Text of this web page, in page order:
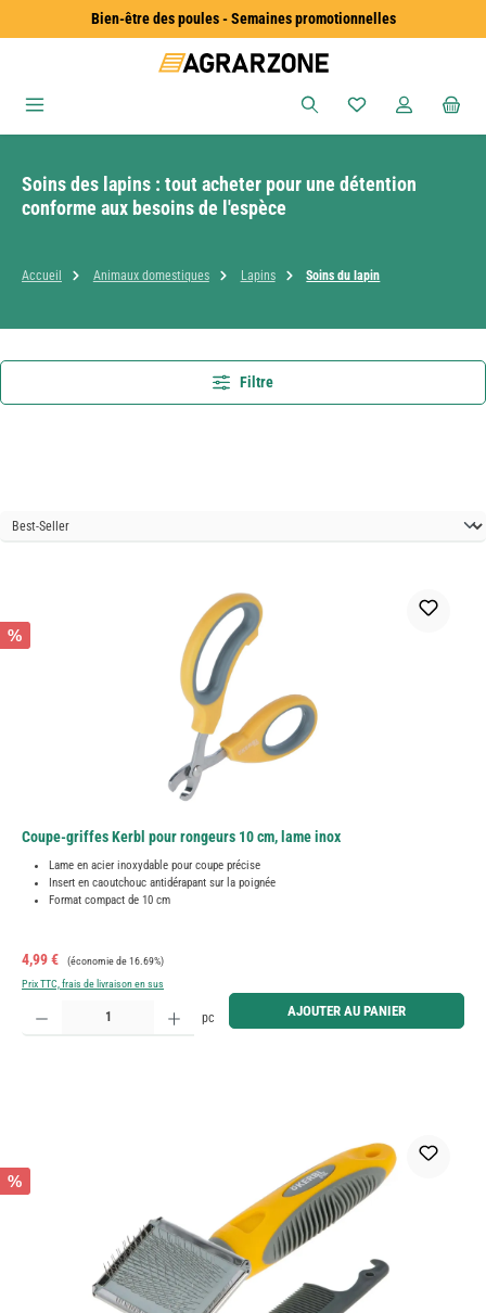
Passer au contenu principalBien-être des poules - Semaines promotionnelles
Vous avez 0
Soins des lapins : tout acheter pour une détention
conforme aux besoins de l'espèce
Accueil Animaux domestiques Lapins Soins du lapin
Filtre
%
Coupe-griffes Kerbl pour rongeurs 10 cm, lame inox
Lame en acier inoxydable pour coupe précise
Insert en caoutchouc antidérapant sur la poignée
Format compact de 10 cm
Prix de vente :
4,99 € Prix régulier :
(économie de 16.69%)
Prix TTC, frais de livraison en sus
Quantité de produit : Entrez la quantité souhaitée ou utilisez les boutons pour augmenter ou
pc AJOUTER AU PANIER
%